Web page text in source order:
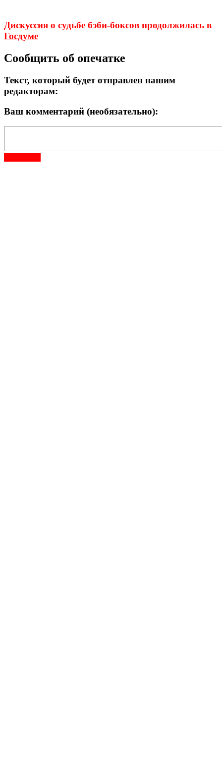
Дискуссия о судьбе бэби-боксов продолжилась в
Госдуме
Сообщить об опечатке
Текст, который будет отправлен нашим
редакторам:
Ваш комментарий (необязательно):